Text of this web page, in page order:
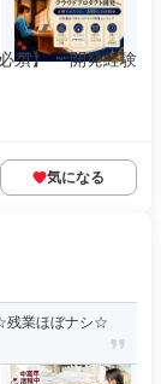
】 ・開発経験
気になる
残業ほぼナシ☆